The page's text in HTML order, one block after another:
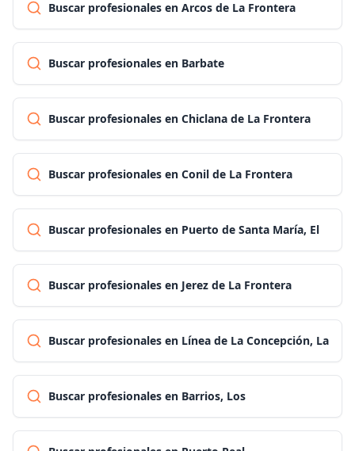
Buscar profesionales en Arcos de La Frontera
Buscar profesionales en Barbate
Buscar profesionales en Chiclana de La Frontera
Buscar profesionales en Conil de La Frontera
Buscar profesionales en Puerto de Santa María, El
Buscar profesionales en Jerez de La Frontera
Buscar profesionales en Línea de La Concepción, La
Buscar profesionales en Barrios, Los